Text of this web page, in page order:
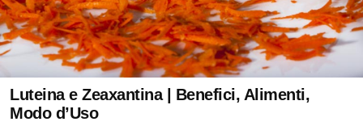
Luteina e Zeaxantina | Benefici, Alimenti,
Modo d’Uso